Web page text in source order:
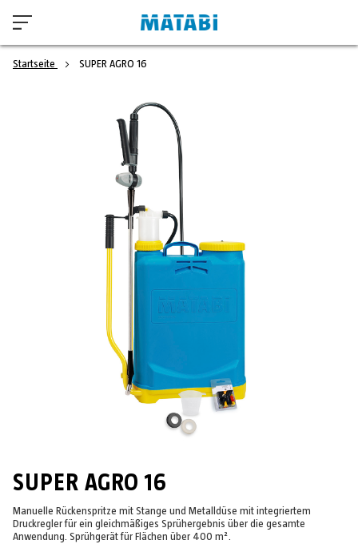
Startseite SUPER AGRO 16
SUPER AGRO 16
Manuelle Rückenspritze mit Stange und Metalldüse mit integriertem
Druckregler für ein gleichmäßiges Sprühergebnis über die gesamte
Anwendung. Sprühgerät für Flächen über 400 m².